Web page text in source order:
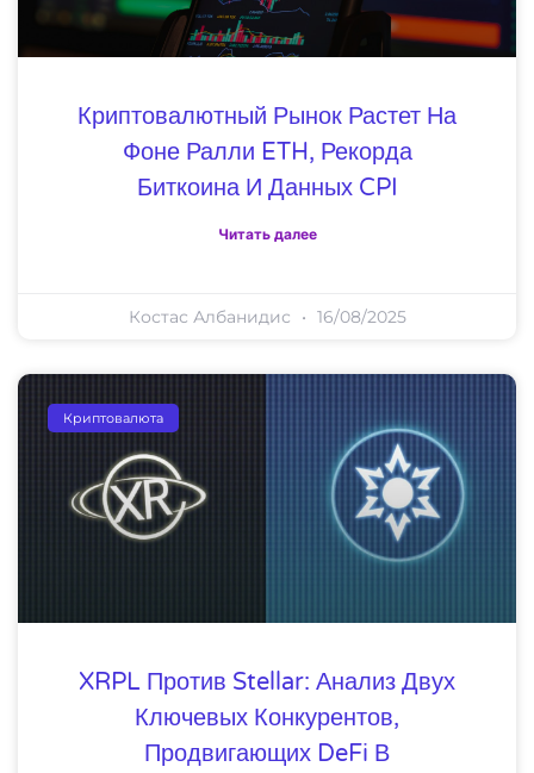
Криптовалютный Рынок Растет На
Фоне Ралли ETH, Рекорда
Биткоина И Данных CPI
Читать далее
Костас Албанидис 16/08/2025
Криптовалюта
XRPL Против Stellar: Анализ Двух
Ключевых Конкурентов,
Продвигающих DeFi В